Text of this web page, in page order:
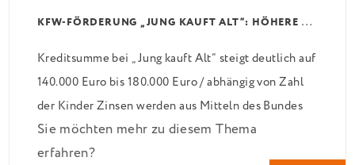
K
FW-FÖRDERUNG „JUNG KAUFT ALT“: HÖHERE KREDITE AB AUGUST 2026
Kreditsumme bei „Jung kauft Alt“ steigt deutlich auf
140.000 Euro bis 180.000 Euro / abhängig von Zahl
der Kinder Zinsen werden aus Mitteln des Bundes
verbilligt: Heutiger Zins bei 0,53 Prozent effektiv
bei 35 Jahren Laufzeit und 10 Jahren Zinsbindung
Sie möchten mehr zu diesem Thema
erfahren?